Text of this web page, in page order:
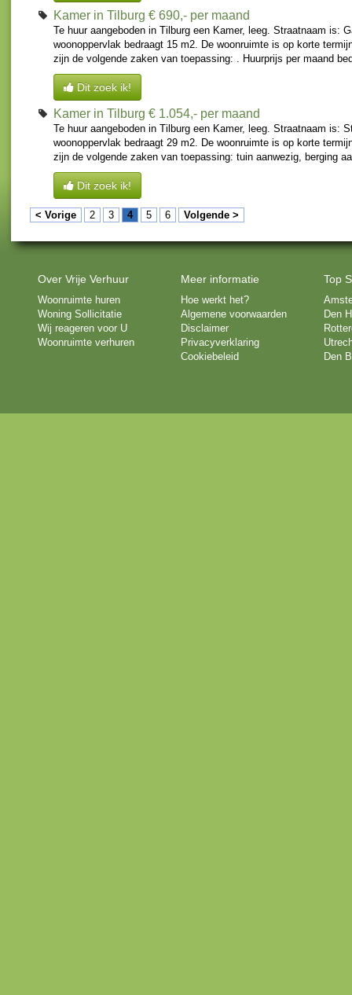
Kamer in Tilburg € 690,- per maand
Te huur aangeboden in Tilburg een Kamer, leeg. Straatnaam is:
woonoppervlak bedraagt 15 m2. De woonruimte is op korte
zijn de volgende zaken van toepassing: . Huurprijs per maand
Dit zoek ik!
Kamer in Tilburg € 1.054,- per maand
Te huur aangeboden in Tilburg een Kamer, leeg. Straatnaam is:
woonoppervlak bedraagt 29 m2. De woonruimte is op korte
zijn de volgende zaken van toepassing: tuin aanwezig, berging
Dit zoek ik!
< Vorige 2 3 4 5 6 Volgende >
Over Vrije Verhuur
Woonruimte huren
Woning Sollicitatie
Wij reageren voor U
Woonruimte verhuren
Meer informatie
Hoe werkt het?
Algemene voorwaarden
Disclaimer
Privacyverklaring
Cookiebeleid
Top
Den
Den